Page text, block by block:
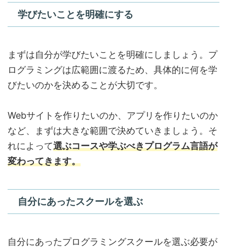
学びたいことを明確にする
まずは自分が学びたいことを明確にしましょう。プ
ログラミングは広範囲に渡るため、具体的に何を学
びたいのかを決めることが大切です。
Webサイトを作りたいのか、アプリを作りたいのか
など、まずは大きな範囲で決めていきましょう。そ
れによって選ぶコースや学ぶべきプログラム言語が
変わってきます。
自分にあったスクールを選ぶ
自分にあったプログラミングスクールを選ぶ必要が